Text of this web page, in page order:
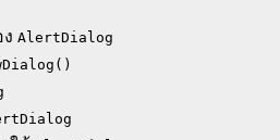
AlertDialog